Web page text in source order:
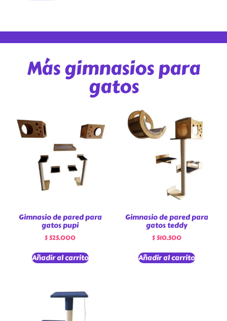
Más gimnasios para
gatos
Gimnasio de pared para
gatos pupi
$525.000
Añadir al carrito
Gimnasio de pared para
gatos teddy
$510.500
Añadir al carrito